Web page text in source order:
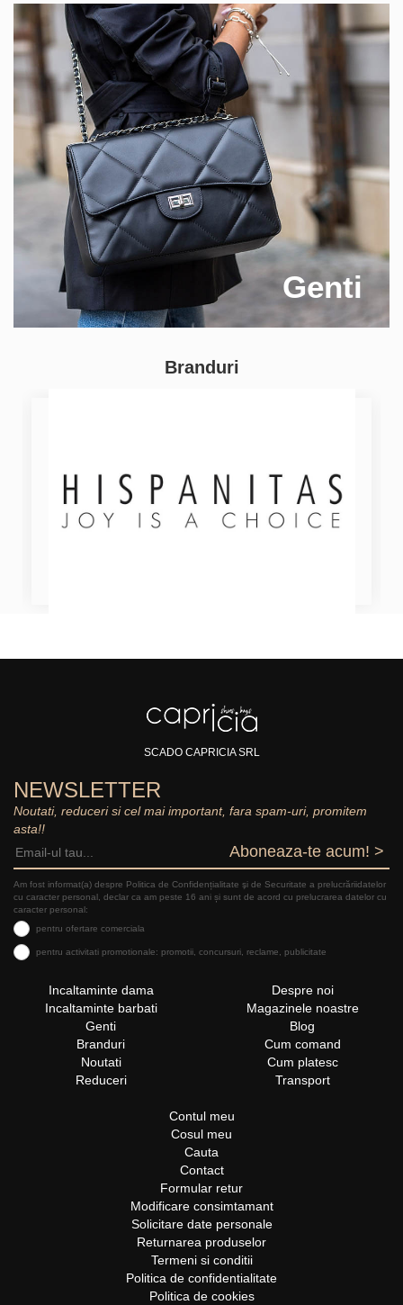
Genti
Branduri
SCADO CAPRICIA SRL
NEWSLETTER
Noutati, reduceri si cel mai important, fara spam-uri, promitem
asta!!
Aboneaza-te acum! >
Am fost informat(a) despre Politica de Confidențialitate şi de Securitate a prelucrăriidatelor
cu caracter personal, declar ca am peste 16 ani și sunt de acord cu prelucrarea datelor cu
caracter personal:
pentru ofertare comerciala
pentru activitati promotionale: promotii, concursuri, reclame, publicitate
Incaltaminte dama
Incaltaminte barbati
Genti
Branduri
Noutati
Reduceri
Despre noi
Magazinele noastre
Blog
Cum comand
Cum platesc
Transport
Contul meu
Cosul meu
Cauta
Contact
Formular retur
Modificare consimtamant
Solicitare date personale
Returnarea produselor
Termeni si conditii
Politica de confidentialitate
Politica de cookies